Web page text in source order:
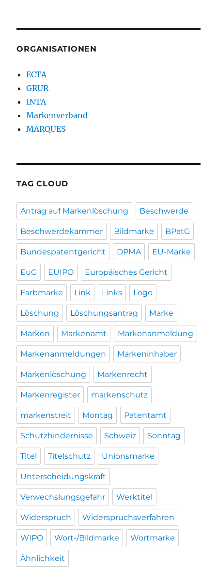
ORGANISATIONEN
ECTA
GRUR
INTA
Markenverband
MARQUES
TAG CLOUD
Antrag auf Markenlöschung Beschwerde
Beschwerdekammer Bildmarke BPatG
Bundespatentgericht DPMA EU-Marke
EuG EUIPO Europäisches Gericht
Farbmarke Link Links Logo
Löschung Löschungsantrag Marke
Marken Markenamt Markenanmeldung
Markenanmeldungen Markeninhaber
Markenlöschung Markenrecht
Markenregister markenschutz
markenstreit Montag Patentamt
Schutzhindernisse Schweiz Sonntag
Titel Titelschutz Unionsmarke
Unterscheidungskraft
Verwechslungsgefahr Werktitel
Widerspruch Widerspruchsverfahren
WIPO Wort-/Bildmarke Wortmarke
Ähnlichkeit